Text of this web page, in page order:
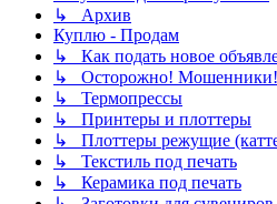
↳ Архив
Куплю - Продам
↳ Как подать новое
↳ Осторожно! Мошенники!
↳ Термопрессы
↳ Принтеры и плоттеры
↳ Плоттеры режущие
↳ Текстиль под печать
↳ Керамика под печать